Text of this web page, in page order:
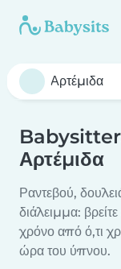
Αρτέμιδα
Ραντεβού,
διάλειμμα:
χρόνο από ό,τι
ώρα του ύπνου.